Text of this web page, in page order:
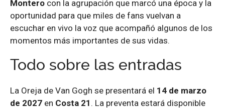
Montero con la agrupación que marcó una época y la
oportunidad para que miles de fans vuelvan a
escuchar en vivo la voz que acompañó algunos de los
momentos más importantes de sus vidas.
Todo sobre las entradas
La Oreja de Van Gogh se presentará el 14 de marzo
de 2027 en Costa 21 . La preventa estará disponible